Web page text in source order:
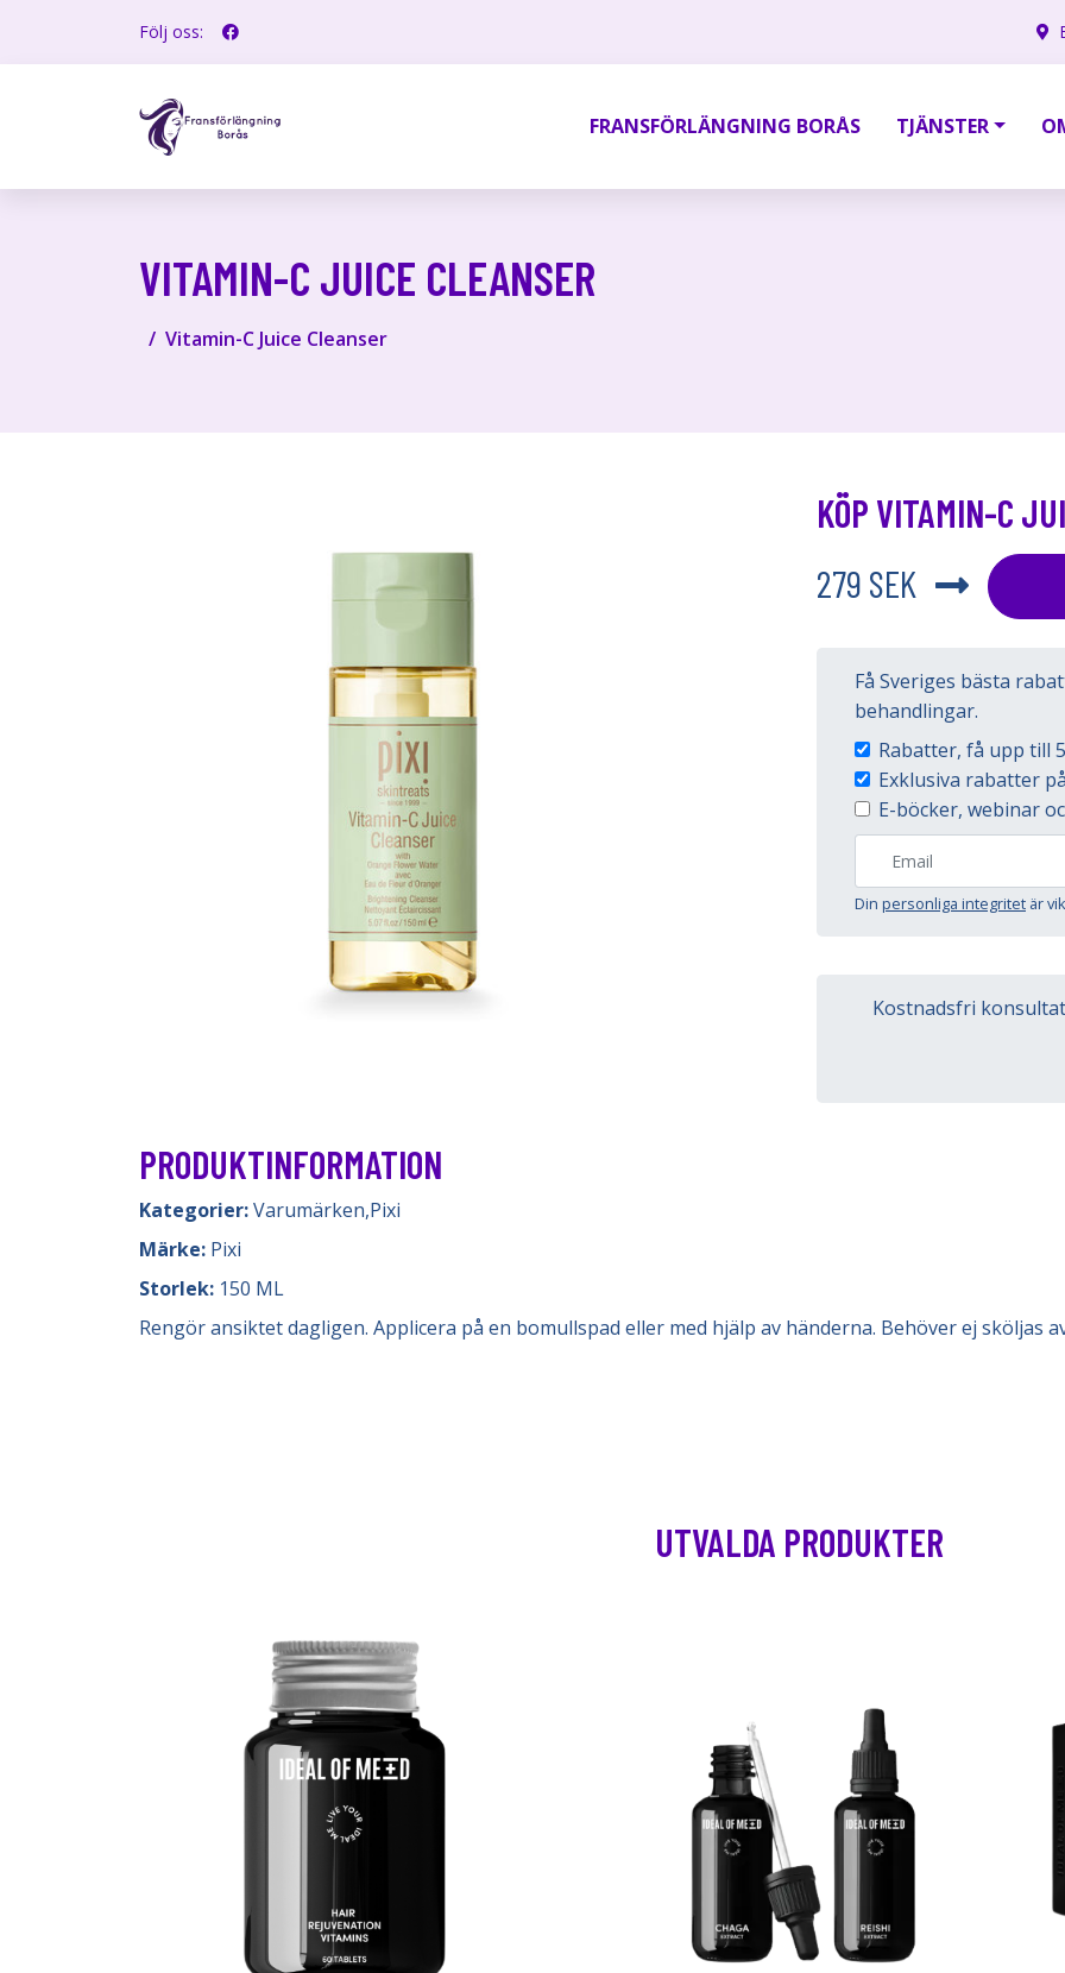
Följ oss:
FRANSFÖRLÄNGNING BORÅS TJÄNSTER
VITAMIN-C JUICE CLEANSER
Vitamin-C Juice Cleanser
KÖP VITAMIN-C
279 SEK
Få Sveriges bästa
behandlingar.
Rabatter, få upp till
Exklusiva rabatter
E-böcker, webinar
Din personliga integritet är
Kostnadsfri
PRODUKTINFORMATION
Kategorier:Varumärken,Pixi
Märke: Pixi
Storlek: 150 ML
Rengör ansiktet dagligen. Applicera på en bomullspad eller med hjälp av händerna. Behöver ej sköljas
UTVALDA PRODUKTER